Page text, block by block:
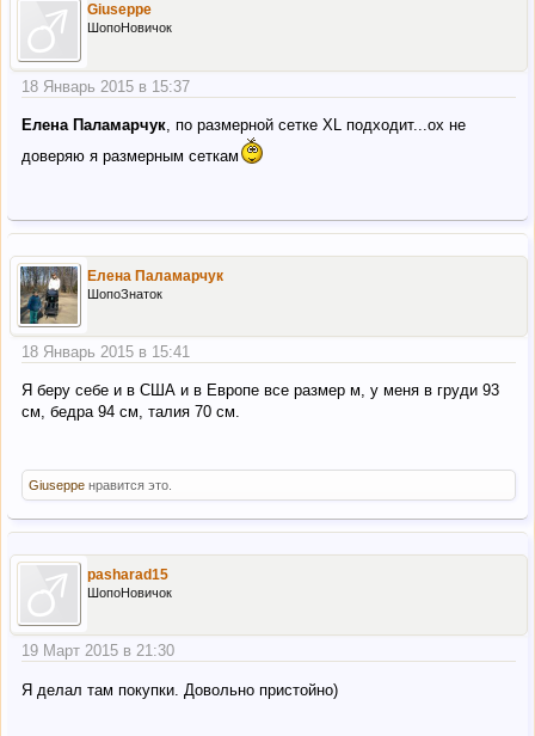
Giuseppe
ШопоНовичок
18 Январь 2015 в 15:37
Елена Паламарчук , по размерной сетке XL подходит...ох не
доверяю я размерным сеткам
Елена Паламарчук
ШопоЗнаток
18 Январь 2015 в 15:41
Я беру себе и в США и в Европе все размер м, у меня в груди 93
см, бедра 94 см, талия 70 см.
Giuseppe нравится это.
pasharad15
ШопоНовичок
19 Март 2015 в 21:30
Я делал там покупки. Довольно пристойно)